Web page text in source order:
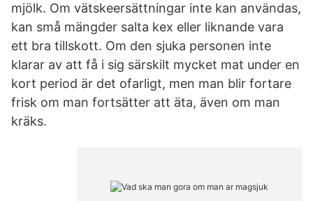
mjölk. Om vätskeersättningar inte kan användas,
kan små mängder salta kex eller liknande vara
ett bra tillskott. Om den sjuka personen inte
klarar av att få i sig särskilt mycket mat under en
kort period är det ofarligt, men man blir fortare
frisk om man fortsätter att äta, även om man
kräks.